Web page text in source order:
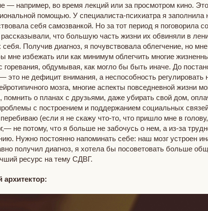
например, во время лекций или за просмотром кино.
помощью. У специалиста-психиатра я заполнила
себя самозванкой. Но за тот период я
что большую часть жизни их обвиняли в
Получив диагноз, я почувствовала облегчение, но
избежать или как минимум облегчить многие
обдумывая, как могло бы быть иначе. До
не дефицит внимания, а неспособность регулировать
мозга, многие аспекты повседневной жизни
о планах с друзьями, даже убирать свой дом,
с построением и поддержанием социальных
(если я не скажу что-то, что пришло мне в
не потому, что я больше не забочусь о нем, а из-за
Нужно постоянно напоминать себе: наш мозг устроен
получил диагноз, я хотела бы посоветовать больше
ресурс на тему СДВГ.